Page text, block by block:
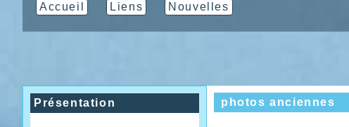
Accueil Liens Nouvelles
Présentation photos anciennes